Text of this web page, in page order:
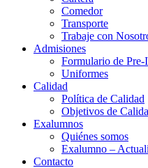
Comedor
Transporte
Trabaje con
Admisiones
Formulario de Pre-
Uniformes
Calidad
Política de Calidad
Objetivos de
Exalumnos
Quiénes somos
Exalumno –
Contacto